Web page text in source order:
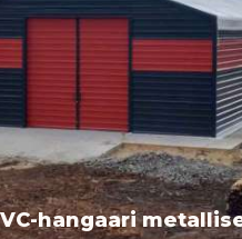
hangaari